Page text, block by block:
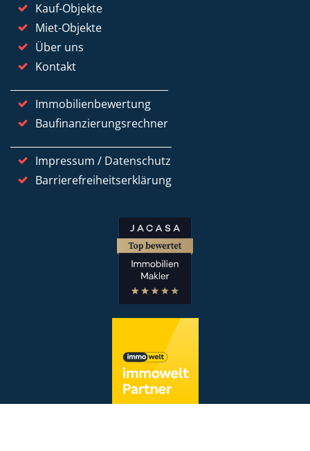
Kauf-Objekte
Miet-Objekte
Über uns
Kontakt
Immobilienbewertung
Baufinanzierungsrechner
Impressum / Datenschutz
Barrierefreiheitserklärung